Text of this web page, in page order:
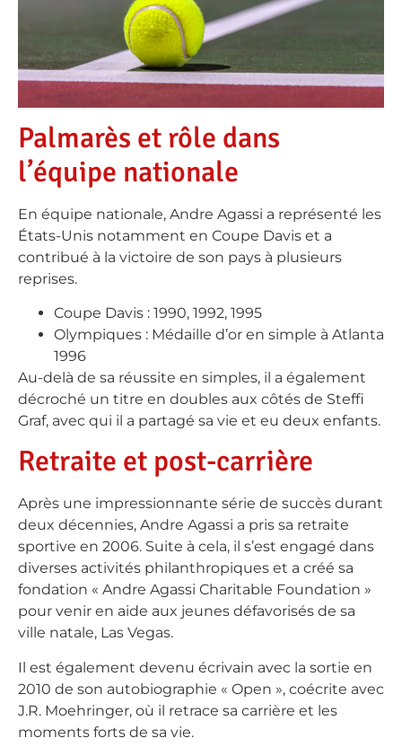
Palmarès et rôle dans
l’équipe nationale
En équipe nationale, Andre Agassi a représenté les
États-Unis notamment en Coupe Davis et a
contribué à la victoire de son pays à plusieurs
reprises.
Coupe Davis : 1990, 1992, 1995
Olympiques : Médaille d’or en simple à Atlanta
1996
Au-delà de sa réussite en simples, il a également
décroché un titre en doubles aux côtés de Steffi
Graf, avec qui il a partagé sa vie et eu deux enfants.
Retraite et post-carrière
Après une impressionnante série de succès durant
deux décennies, Andre Agassi a pris sa retraite
sportive en 2006. Suite à cela, il s’est engagé dans
diverses activités philanthropiques et a créé sa
fondation « Andre Agassi Charitable Foundation »
pour venir en aide aux jeunes défavorisés de sa
ville natale, Las Vegas.
Il est également devenu écrivain avec la sortie en
2010 de son autobiographie « Open », coécrite avec
J.R. Moehringer, où il retrace sa carrière et les
moments forts de sa vie.